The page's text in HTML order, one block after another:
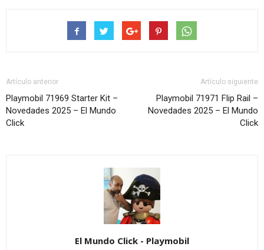
Artículo anterior
Playmobil 71969 Starter Kit –
Novedades 2025 – El Mundo
Click
Artículo siguiente
Playmobil 71971 Flip Rail –
Novedades 2025 – El Mundo
Click
El Mundo Click - Playmobil